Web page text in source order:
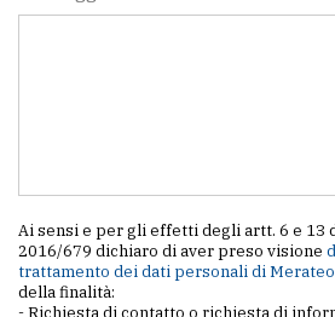
Ai sensi e per gli effetti degli artt. 6 e 13
2016/679 dichiaro di aver preso visione
trattamento dei dati personali di
della finalità:
- Richiesta di contatto o richiesta di